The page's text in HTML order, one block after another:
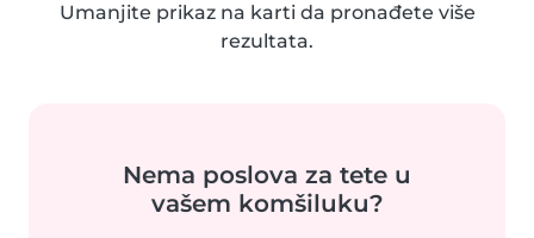
Umanjite prikaz na karti da pronađete više
rezultata.
Nema poslova za tete u
vašem komšiluku?